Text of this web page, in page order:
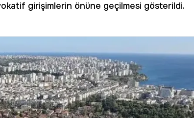
girişimlerin önüne geçilmesi gösterildi.